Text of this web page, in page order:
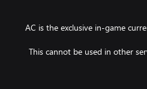
・AC is the exclusive in-game
This cannot be used in other